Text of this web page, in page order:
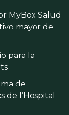
MyBox Salud
mayor de
para la
de
de l’Hospital